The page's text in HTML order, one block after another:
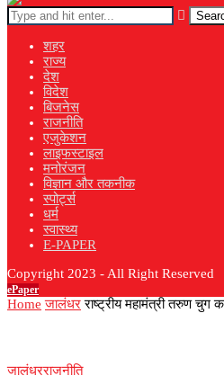
शहर
राज्य
देश
विदेश
बिजनेस
राजनीति
एजुकेशन
लाइफस्टाइल
मनोरंजन
विज्ञान और तकनीक
स्पोर्ट्स
धर्म
स्वास्थ्य
E-PAPER
Copyright 2023 - All Right Reserved
ePaper
Home जालंधर राष्ट्रीय महामंत्री तरुण चुग
जालंधरराजनीति